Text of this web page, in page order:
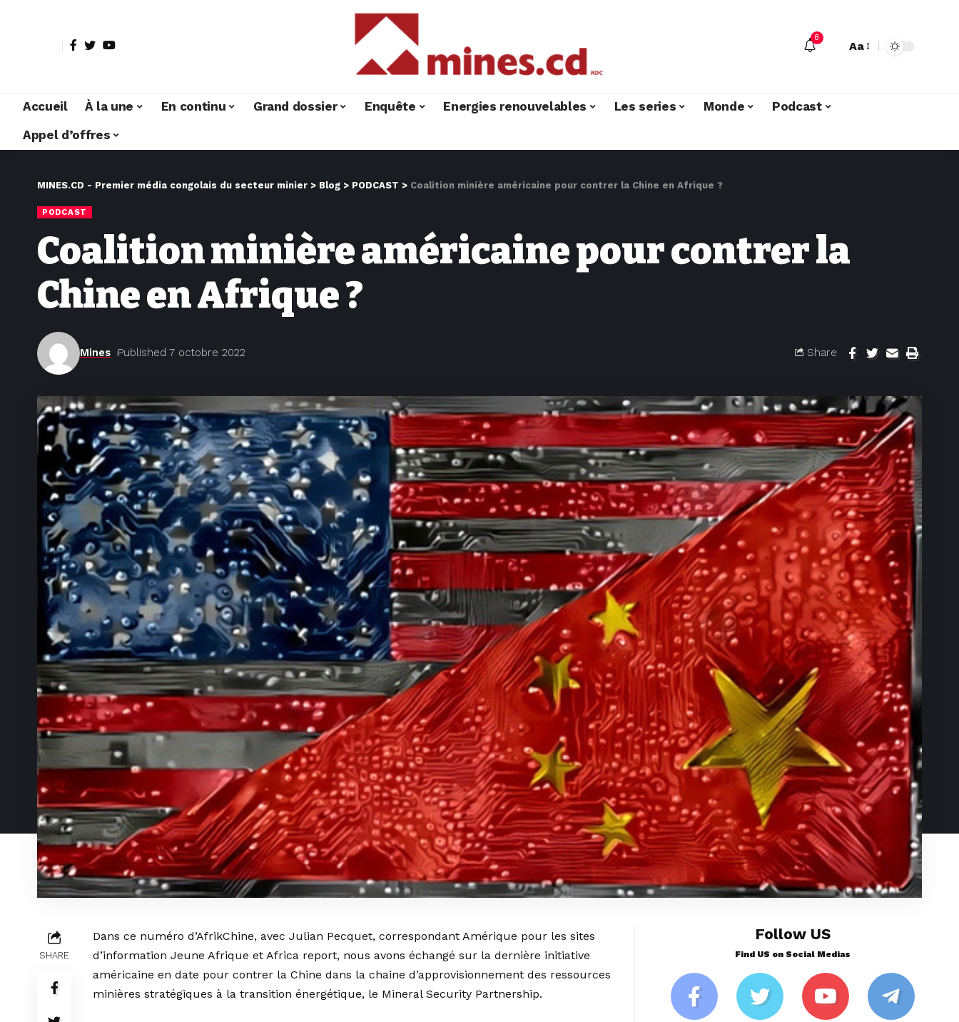
8
Aa
Accueil À la une En continu Grand dossier Enquête Energies renouvelables Les series Monde
Podcast
Appel d’offres
MINES.CD - Premier média congolais du secteur minier > Blog > PODCAST > Coalition minière américaine pour contrer la Chine en Afrique ?
PODCAST
Coalition minière américaine pour contrer la
Chine en Afrique ?
Mines Published 7 octobre 2022 Share
SHARE
Dans ce numéro d’AfrikChine, avec Julian Pecquet, correspondant Amérique pour les sites
d’information Jeune Afrique et Africa report, nous avons échangé sur la dernière initiative
américaine en date pour contrer la Chine dans la chaine d’approvisionnement des ressources
minières stratégiques à la transition énergétique, le Mineral Security Partnership.
Follow US
Find US on Social Medias